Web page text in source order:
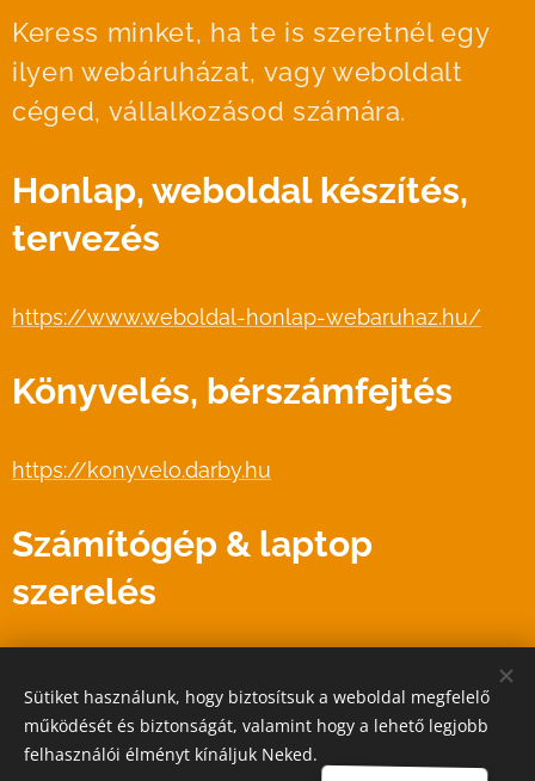
Keress minket, ha te is szeretnél egy
ilyen webáruházat, vagy weboldalt
céged, vállalkozásod számára.
Honlap, weboldal készítés,
tervezés
https://www.weboldal-honlap-webaruhaz.hu/
Könyvelés, bérszámfejtés
https://konyvelo.darby.hu
Számítógép & laptop
szerelés
Sütiket használunk, hogy biztosítsuk a weboldal megfelelő
működését és biztonságát, valamint hogy a lehető legjobb
felhasználói élményt kínáljuk Neked.